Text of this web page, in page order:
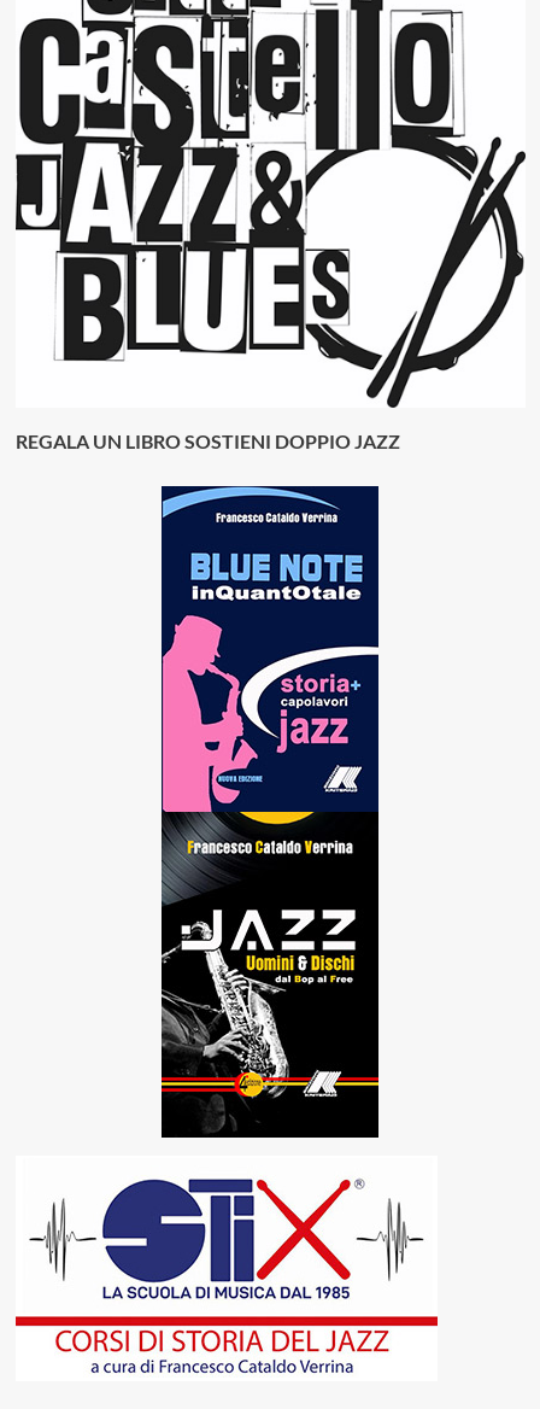
REGALA UN LIBRO SOSTIENI DOPPIO JAZZ